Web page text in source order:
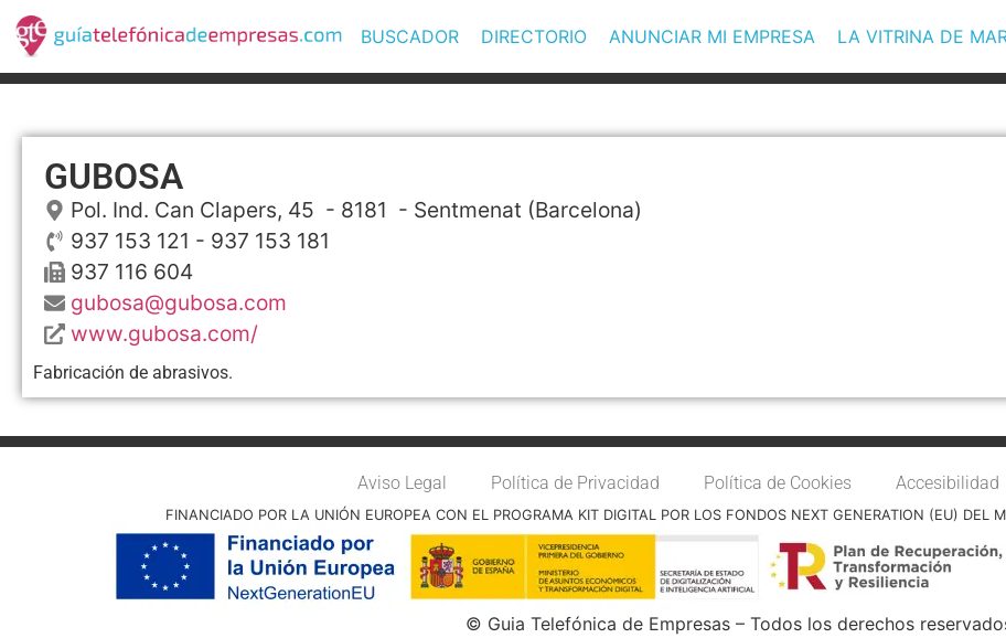
BUSCADOR DIRECTORIO ANUNCIAR MI EMPRESA LA VITRINA DE
GUBOSA
Pol. Ind. Can Clapers, 45 - 8181 - Sentmenat (Barcelona)
937 153 121 - 937 153 181
937 116 604
gubosa@gubosa.com
www.gubosa.com/
Fabricación de abrasivos.
Aviso Legal Política de Privacidad Política de Cookies Accesibilidad
FINANCIADO POR LA UNIÓN EUROPEA CON EL PROGRAMA KIT DIGITAL POR LOS FONDOS NEXT GENERATION (EU) DEL
© Guia Telefónica de Empresas – Todos los derechos